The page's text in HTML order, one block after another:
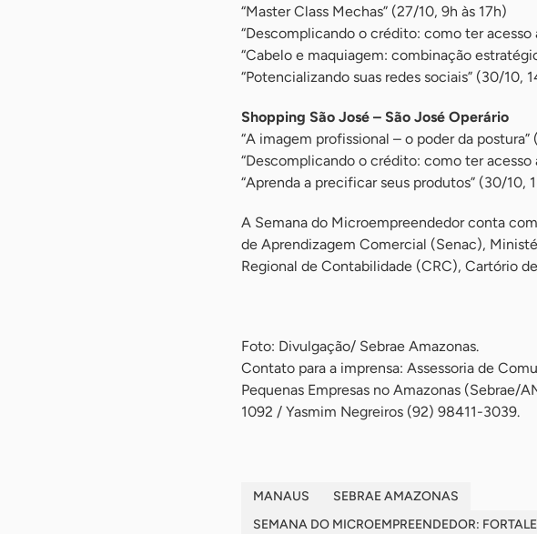
“Master Class Mechas” (27/10, 9h às 17h)
“Descomplicando o crédito: como ter
“Cabelo e maquiagem: combinação
“Potencializando suas redes sociais” (30/10,
Shopping São José – São José Operário
“A imagem profissional – o poder da postura”
“Descomplicando o crédito: como ter
“Aprenda a precificar seus produtos” (30/10,
A Semana do Microempreendedor conta
de Aprendizagem Comercial (Senac),
Regional de Contabilidade (CRC), Cartório
Foto: Divulgação/ Sebrae Amazonas.
Contato para a imprensa: Assessoria de
Pequenas Empresas no Amazonas (Sebrae/
1092 / Yasmim Negreiros (92) 98411-3039.
MANAUS
SEBRAE AMAZONAS
SEMANA DO MICROEMPREENDEDOR: